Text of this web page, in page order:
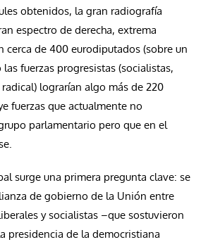
obtenidos, la gran radiografía
espectro de derecha, extrema
cerca de 400 eurodiputados (sobre un
fuerzas progresistas (socialistas,
lograrían algo más de 220
fuerzas que actualmente no
parlamentario pero que en el
surge una primera pregunta clave: se
de gobierno de la Unión entre
y socialistas –que sostuvieron
presidencia de la democristiana